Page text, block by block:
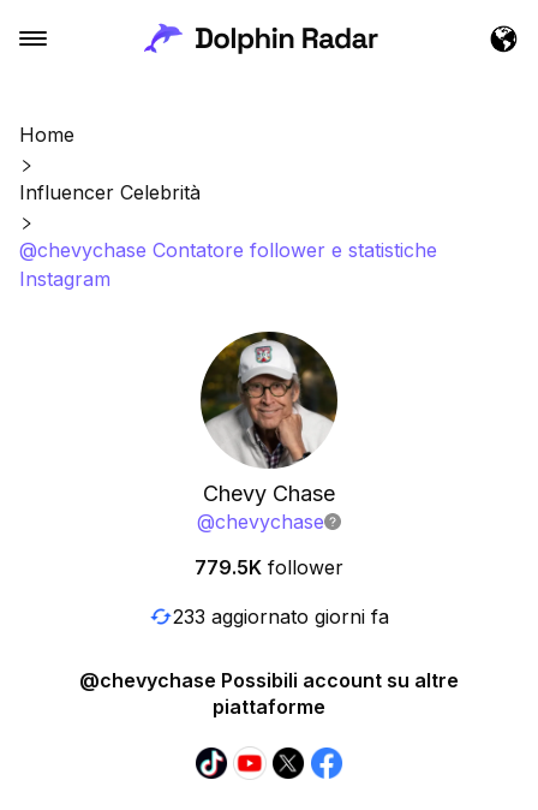
Home
Influencer Celebrità
@chevychase Contatore follower e statistiche
Instagram
Chevy Chase
@chevychase
779.5K follower
233 aggiornato giorni fa
@chevychase Possibili account su altre
piattaforme